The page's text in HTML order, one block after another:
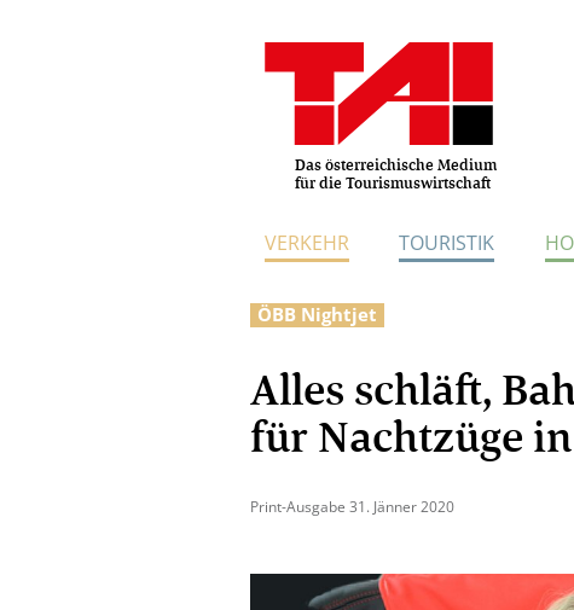
Das österreichische Medium
für die Tourismuswirtschaft
VERKEHR TOURISTIK
ÖBB Nightjet
Alles schläft,
für Nachtzüge
Print-Ausgabe 31. Jänner 2020